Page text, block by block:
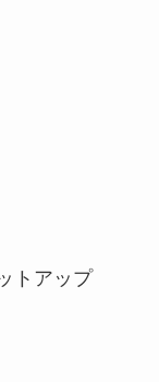
トアップ